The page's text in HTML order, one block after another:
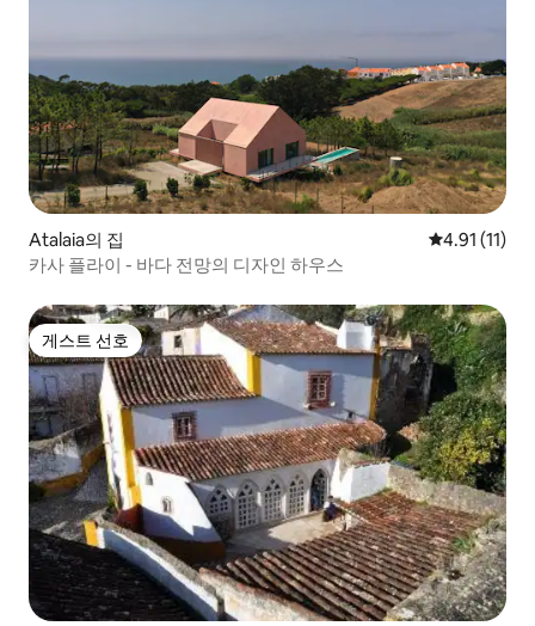
Atalaia의 집 평점 4.91점
4.91 (11)
카사 플라이 - 바다 전망의 디자인 하우스
게스트 선호
게스트 선호